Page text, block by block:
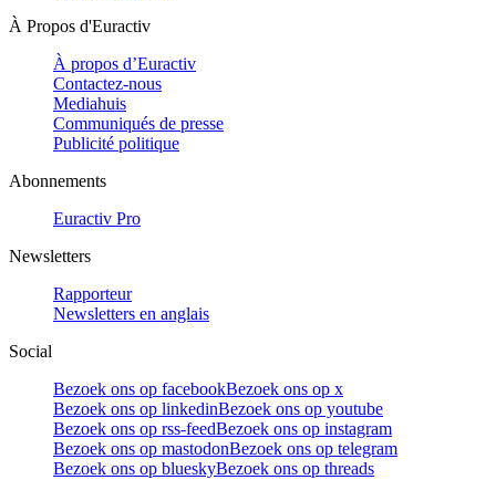
À Propos d'Euractiv
À propos d’Euractiv
Contactez-nous
Mediahuis
Communiqués de presse
Publicité politique
Abonnements
Euractiv Pro
Newsletters
Rapporteur
Newsletters en anglais
Social
Bezoek ons op facebookBezoek ons op x
Bezoek ons op linkedinBezoek ons op youtube
Bezoek ons op rss-feedBezoek ons op instagram
Bezoek ons op mastodonBezoek ons op telegram
Bezoek ons op blueskyBezoek ons op threads